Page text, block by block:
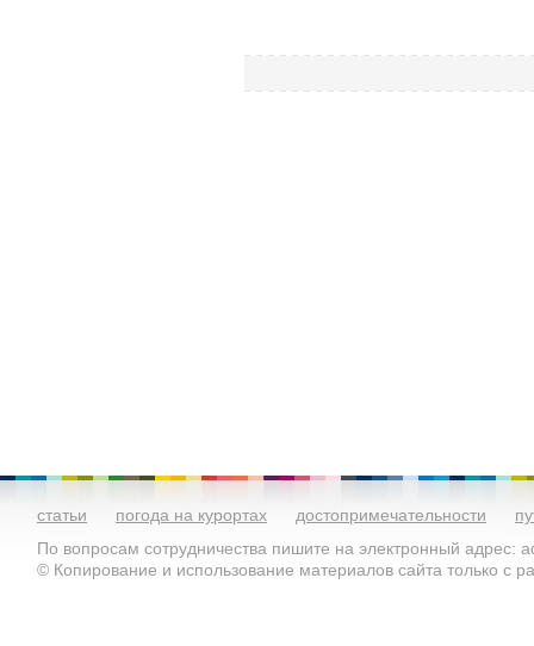
статьи погода на курортах достопримечательности
По вопросам сотрудничества пишите на электронный адрес:
© Копирование и использование материалов сайта только с